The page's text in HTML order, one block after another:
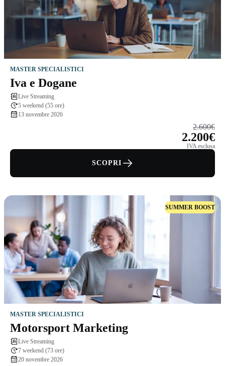
MASTER SPECIALISTICI
Iva e Dogane
Live Streaming
5 weekend (55 ore)
13 novembre 2026
2.600€
2.200€
IVA esclusa
SCOPRI
SUMMER BOOST
MASTER SPECIALISTICI
Motorsport Marketing
Live Streaming
7 weekend (73 ore)
20 novembre 2026